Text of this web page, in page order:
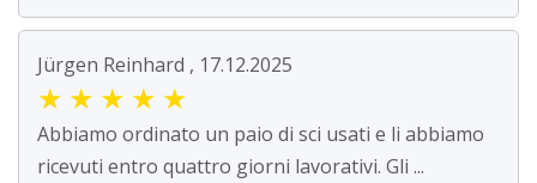
Jürgen Reinhard , 17.12.2025
★ ★ ★ ★ ★
Abbiamo ordinato un paio di sci usati e li abbiamo
ricevuti entro quattro giorni lavorativi. Gli ...